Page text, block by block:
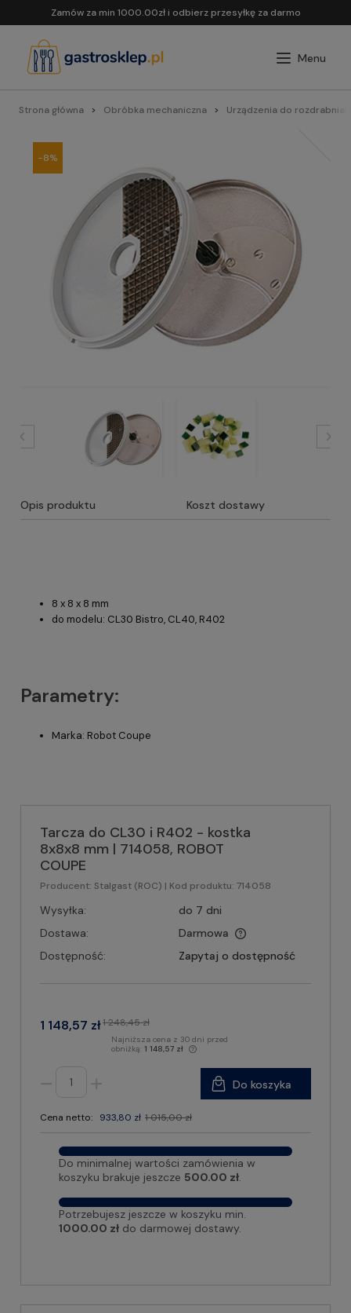
Zamów za min 1000.00zł i odbierz przesyłkę za darmo
Strona główna Obróbka mechaniczna Urządzenia do
-8%
Opis produktu Koszt dostawy
8 x 8 x 8 mm
do modelu: CL30 Bistro, CL40, R402
Parametry:
Marka: Robot Coupe
Tarcza do CL30 i R402 - kostka
8x8x8 mm | 714058, ROBOT
COUPE
Producent: Stalgast (ROC) | Kod produktu: 714058
Wysyłka:
do 7 dni
Dostawa:
Darmowa
Dostępność:
Zapytaj o dostępność
1 148,57 zł1 248,45 zł
Najniższa cena z 30 dni przed
obniżką: 1 148,57 zł
Cena netto: 933,80 zł 1 015,00 zł
Do koszyka
Do minimalnej wartości zamówienia w
koszyku brakuje jeszcze 500.00 zł.
Potrzebujesz jeszcze w koszyku min.
1000.00 zł do darmowej dostawy.